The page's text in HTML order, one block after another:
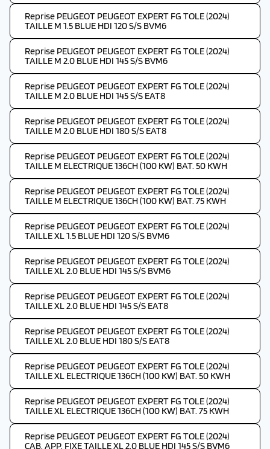
Reprise PEUGEOT PEUGEOT EXPERT FG TOLE (2024)
TAILLE M 1.5 BLUE HDI 120 S/S BVM6
Reprise PEUGEOT PEUGEOT EXPERT FG TOLE (2024)
TAILLE M 2.0 BLUE HDI 145 S/S BVM6
Reprise PEUGEOT PEUGEOT EXPERT FG TOLE (2024)
TAILLE M 2.0 BLUE HDI 145 S/S EAT8
Reprise PEUGEOT PEUGEOT EXPERT FG TOLE (2024)
TAILLE M 2.0 BLUE HDI 180 S/S EAT8
Reprise PEUGEOT PEUGEOT EXPERT FG TOLE (2024)
TAILLE M ELECTRIQUE 136CH (100 KW) BAT. 50 KWH
Reprise PEUGEOT PEUGEOT EXPERT FG TOLE (2024)
TAILLE M ELECTRIQUE 136CH (100 KW) BAT. 75 KWH
Reprise PEUGEOT PEUGEOT EXPERT FG TOLE (2024)
TAILLE XL 1.5 BLUE HDI 120 S/S BVM6
Reprise PEUGEOT PEUGEOT EXPERT FG TOLE (2024)
TAILLE XL 2.0 BLUE HDI 145 S/S BVM6
Reprise PEUGEOT PEUGEOT EXPERT FG TOLE (2024)
TAILLE XL 2.0 BLUE HDI 145 S/S EAT8
Reprise PEUGEOT PEUGEOT EXPERT FG TOLE (2024)
TAILLE XL 2.0 BLUE HDI 180 S/S EAT8
Reprise PEUGEOT PEUGEOT EXPERT FG TOLE (2024)
TAILLE XL ELECTRIQUE 136CH (100 KW) BAT. 50 KWH
Reprise PEUGEOT PEUGEOT EXPERT FG TOLE (2024)
TAILLE XL ELECTRIQUE 136CH (100 KW) BAT. 75 KWH
Reprise PEUGEOT PEUGEOT EXPERT FG TOLE (2024)
CAB. APP. FIXE TAILLE XL 2.0 BLUE HDI 145 S/S BVM6